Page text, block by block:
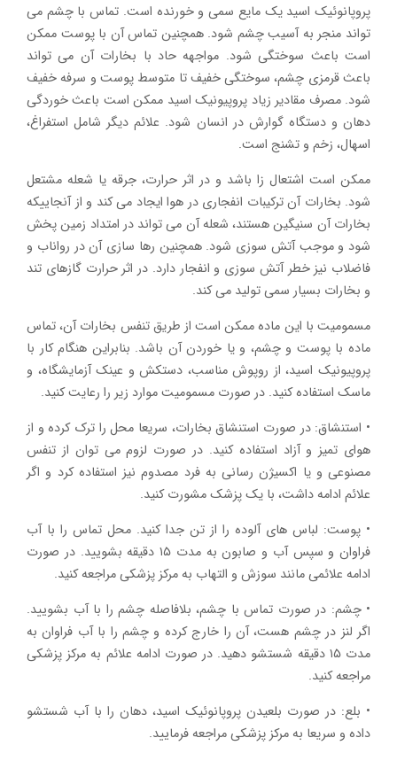
پروپانوئیک اسید یک مایع سمی و خورنده است. تماس با چشم می
تواند منجر به آسیب چشم شود. همچنین تماس آن با پوست ممکن
است باعث سوختگی شود. مواجهه حاد با بخارات آن می تواند
باعث قرمزی چشم، سوختگی خفیف تا متوسط پوست و سرفه خفیف
شود. مصرف مقادیر زیاد پروپیونیک اسید ممکن است باعث خوردگی
دهان و دستگاه گوارش در انسان شود. علائم دیگر شامل استفراغ،
اسهال، زخم و تشنج است.
ممکن است اشتعال زا باشد و در اثر حرارت، جرقه یا شعله مشتعل
شود. بخارات آن ترکیبات انفجاری در هوا ایجاد می کند و از آنجاییکه
بخارات آن سنیگین هستند، شعله آن می تواند در امتداد زمین پخش
شود و موجب آتش سوزی شود. همچنین رها سازی آن در رواناب و
فاضلاب نیز خطر آتش سوزی و انفجار دارد. در اثر حرارت گازهای تند
و بخارات بسیار سمی تولید می کند.
مسمومیت با این ماده ممکن است از طریق تنفس بخارات آن، تماس
ماده با پوست و چشم، و یا خوردن آن باشد. بنابراین هنگام کار با
پروپیونیک اسید، از روپوش مناسب، دستکش و عینک آزمایشگاه، و
ماسک استفاده کنید. در صورت مسمومیت موارد زیر را رعایت کنید.
• استنشاق: در صورت استنشاق بخارات، سریعا محل را ترک کرده و از
هوای تمیز و آزاد استفاده کنید. در صورت لزوم می توان از تنفس
مصنوعی و یا اکسیژن رسانی به فرد مصدوم نیز استفاده کرد و اگر
علائم ادامه داشت، با یک پزشک مشورت کنید.
• پوست: لباس های آلوده را از تن جدا کنید. محل تماس را با آب
فراوان و سپس آب و صابون به مدت ۱۵ دقیقه بشویید. در صورت
ادامه علائمی مانند سوزش و التهاب به مرکز پزشکی مراجعه کنید.
• چشم: در صورت تماس با چشم، بلافاصله چشم را با آب بشویید.
اگر لنز در چشم هست، آن را خارج کرده و چشم را با آب فراوان به
مدت ۱۵ دقیقه شستشو دهید. در صورت ادامه علائم به مرکز پزشکی
مراجعه کنید.
• بلع: در صورت بلعیدن پروپانوئیک اسید، دهان را با آب شستشو
داده و سریعا به مرکز پزشکی مراجعه فرمایید.